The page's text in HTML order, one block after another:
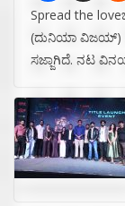
Spread the
(ದುನಿಯಾ ವಿಜಯ್)
ಸಜ್ಜಾಗಿದೆ. ನಟ